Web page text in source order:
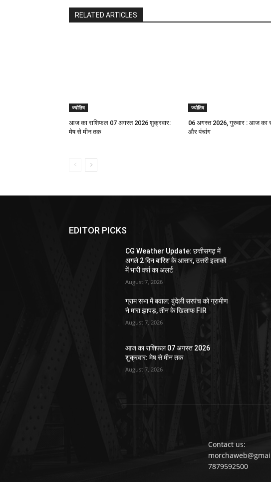
RELATED ARTICLES
ज्योतिष
आज का राशिफल 07 अगस्त 2026 शुक्रवार:
मेष से मीन तक
ज्योतिष
06 अगस्त 2026, गुरुवार : आज का
और पंचांग
EDITOR PICKS
CG Weather Update: छत्तीसगढ़ में
अगले 2 दिन बारिश के आसार, उत्तरी इलाकों
में भारी वर्षा का अलर्ट
August 7, 2026
ग्राम सभा में बवाल: बुंदेली सरपंच को ग्रामीण
ने मारा झापड़, तीन के खिलाफ FIR
August 7, 2026
आज का राशिफल 07 अगस्त 2026
शुक्रवार: मेष से मीन तक
August 7, 2026
Contact us:
7879592500